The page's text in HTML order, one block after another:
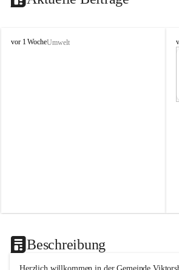
V
vor 1 WocheUmwelt
Beschreibung